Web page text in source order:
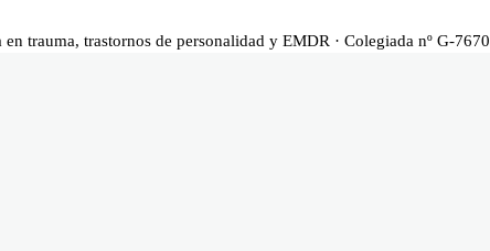
trauma, trastornos de personalidad y EMDR · Colegiada nº G-7670